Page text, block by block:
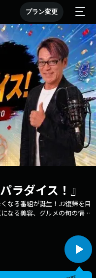
プラン変更
ラダイス！』
なる番組が誕生！J2復帰を目
なる美容、グルメの旬の情報
ックな音楽で綴る30分。週の